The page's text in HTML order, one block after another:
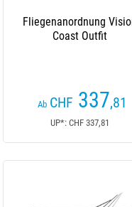
Fliegenanordnung
Coast Outfit
Ab CHF 337,81
UP*: CHF 337,81